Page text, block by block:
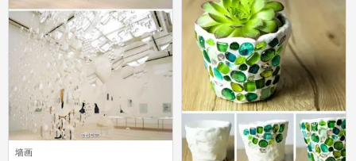
墙画